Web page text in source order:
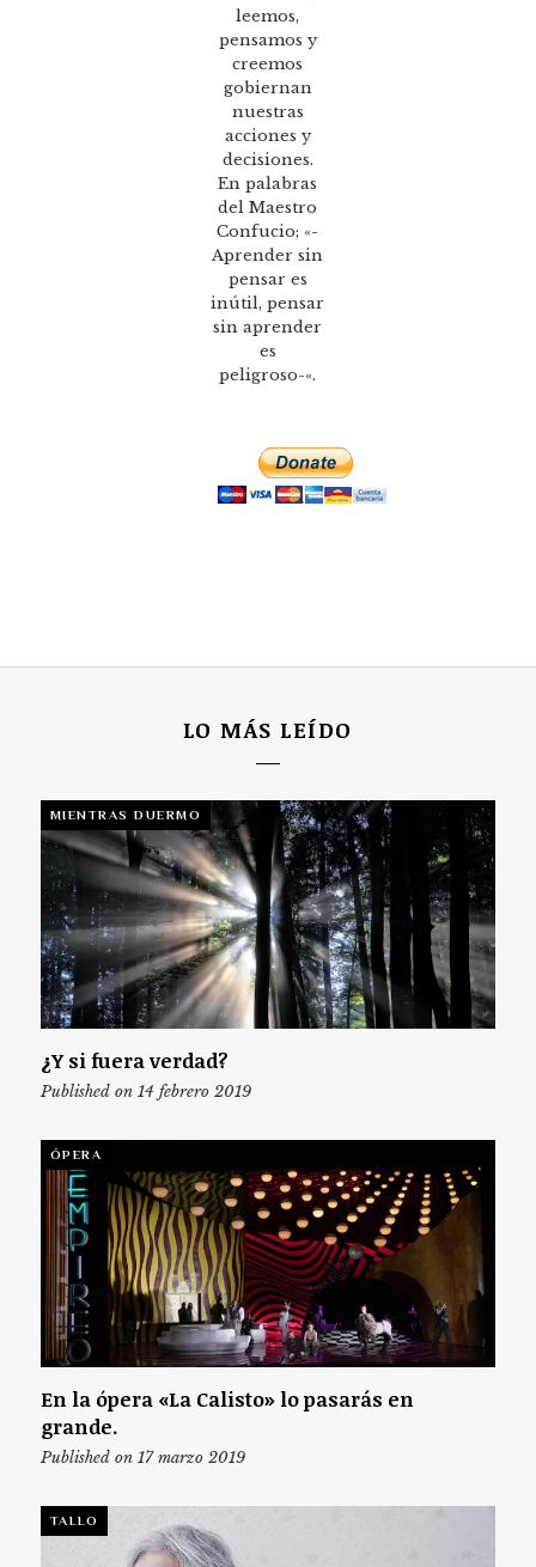
leemos,
pensamos y
creemos
gobiernan
nuestras
acciones y
decisiones.
En palabras
del Maestro
Confucio; «-
Aprender sin
pensar es
inútil, pensar
sin aprender
es
peligroso-«.
LO MÁS LEÍDO
MIENTRAS DUERMO
¿Y si fuera verdad?
Published on 14 febrero 2019
ÓPERA
En la ópera «La Calisto» lo pasarás en
grande.
Published on 17 marzo 2019
TALLO